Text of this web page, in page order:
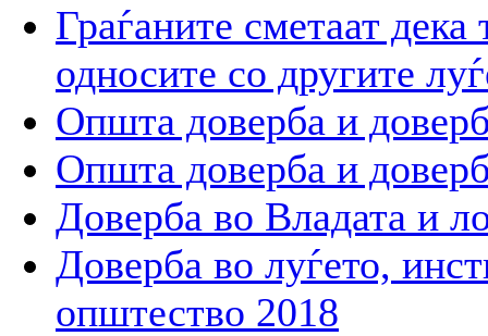
Граѓаните сметаат
односите со другите
Општа доверба и
Општа доверба и
Доверба во Владата и
Доверба во луѓето,
општество 2018